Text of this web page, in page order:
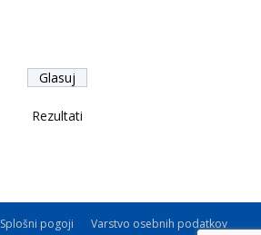
Rezultati
Splošni pogoji
Varstvo osebnih podatkov